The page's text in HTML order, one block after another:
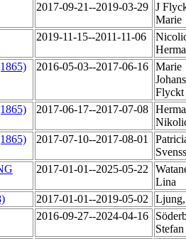
2017-09-21--2019-03-29 J
Marie
2019-11-15--2011-11-06
2016-05-03--2017-06-16 Marie
2017-06-17--2017-07-08
2017-07-10--2017-08-01
2017-01-01--2025-05-22
Lina
2017-01-01--2019-05-02
2016-09-27--2024-04-16
Stefan